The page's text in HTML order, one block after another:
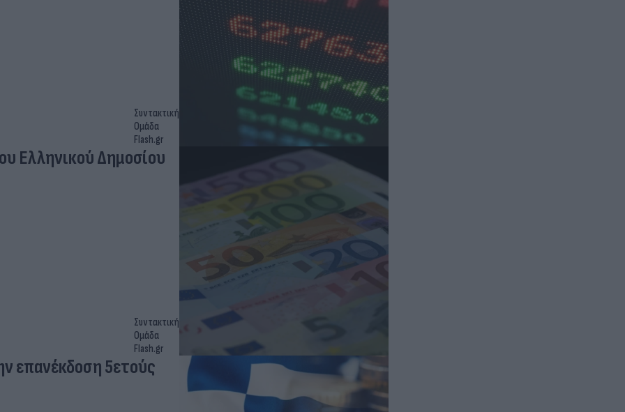
Συντακτική
Ομάδα
Flash.gr
Ελληνικού Δημοσίου
Συντακτική
Ομάδα
Flash.gr
επανέκδοση 5ετούς